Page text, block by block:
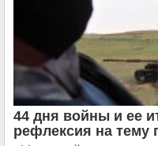
44 дня войны и ее
рефлексия на тему